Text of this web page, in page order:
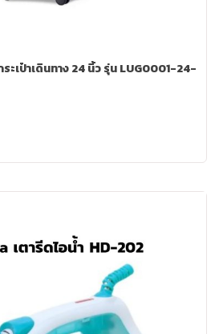
ทาง 24 นิ้ว รุ่น LUG0001-24-